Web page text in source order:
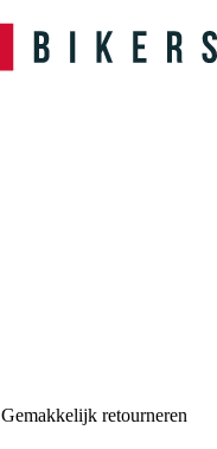
Gemakkelijk retourneren